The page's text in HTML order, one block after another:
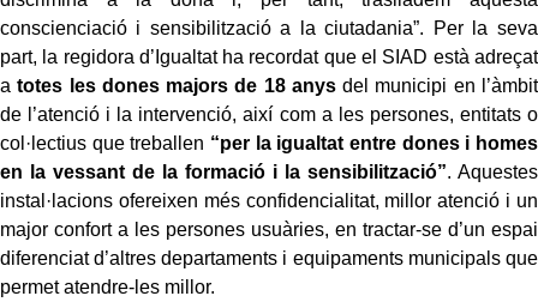
conscienciació i sensibilització a la ciutadania”. Per la seva
part, la regidora d’Igualtat ha recordat que el SIAD està adreçat
atotes les dones majors de 18 anysdel municipi en l’àmbit
de l’atenció i la intervenció, així com a les persones, entitats o
col·lectius que treballen “per la igualtat entre dones i homes
en la vessant de la formació i la sensibilització”. Aquestes
instal·lacions ofereixen més confidencialitat, millor atenció i un
major confort a les persones usuàries, en tractar-se d’un espai
diferenciat d’altres departaments i equipaments municipals que
permet atendre-les millor.